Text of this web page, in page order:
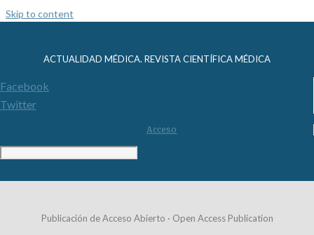
Skip to content
ACTUALIDAD MÉDICA. REVISTA CIENTÍFICA MÉDICA
Facebook
Twitter
Acceso
Publicación de Acceso Abierto · Open Access Publication